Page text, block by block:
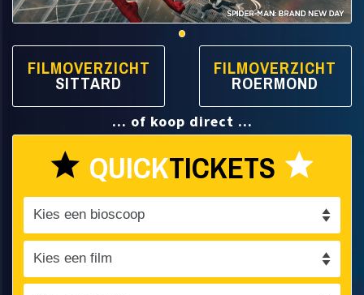
FILMOVERZICHT
SITTARD FILMOVERZICHT
ROERMOND
... of koop direct ...
star QUICKTICKETS star